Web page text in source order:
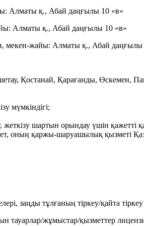
Алматы қ., Абай даңғылы 10 «в»
Алматы қ., Абай даңғылы 10 «в»
мекен-жайы: Алматы қ., Абай даңғылы
Қостанай, Қарағанды,
мүмкіндігі;
жеткізу шартын орындау үшін
оның қаржы-шаруашылық қызметі
заңды тұлғаның тіркеу/қайта
тауарлар/жұмыстар/қызметтер